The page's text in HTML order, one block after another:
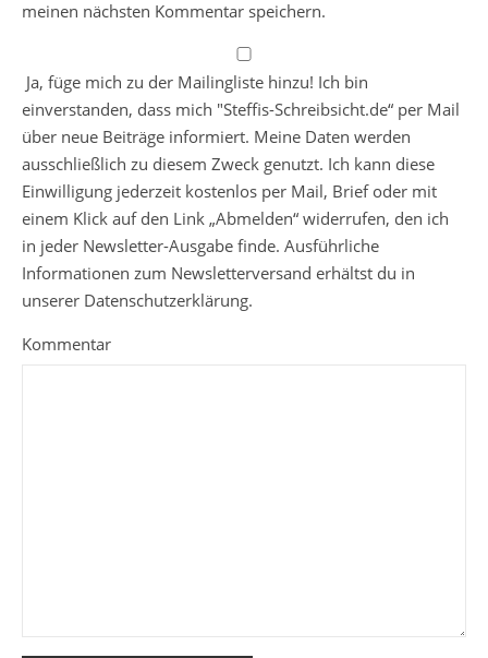
meinen nächsten Kommentar speichern.
Ja, füge mich zu der Mailingliste hinzu! Ich bin
einverstanden, dass mich "Steffis-Schreibsicht.de“ per Mail
über neue Beiträge informiert. Meine Daten werden
ausschließlich zu diesem Zweck genutzt. Ich kann diese
Einwilligung jederzeit kostenlos per Mail, Brief oder mit
einem Klick auf den Link „Abmelden“ widerrufen, den ich
in jeder Newsletter-Ausgabe finde. Ausführliche
Informationen zum Newsletterversand erhältst du in
unserer Datenschutzerklärung.
Kommentar